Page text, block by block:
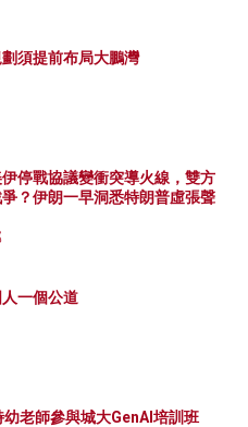
須提前布局大鵬灣
停戰協議變衝突導火線，雙方
？伊朗一早洞悉特朗普虛張聲
一個公道
幼老師參與城大GenAI培訓班